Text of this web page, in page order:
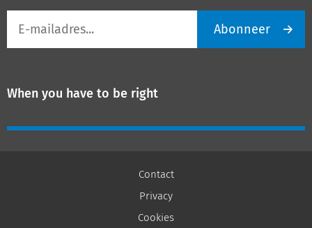
mailadres
Abonneer
When you have to be right
Contact
Privacy
Cookies